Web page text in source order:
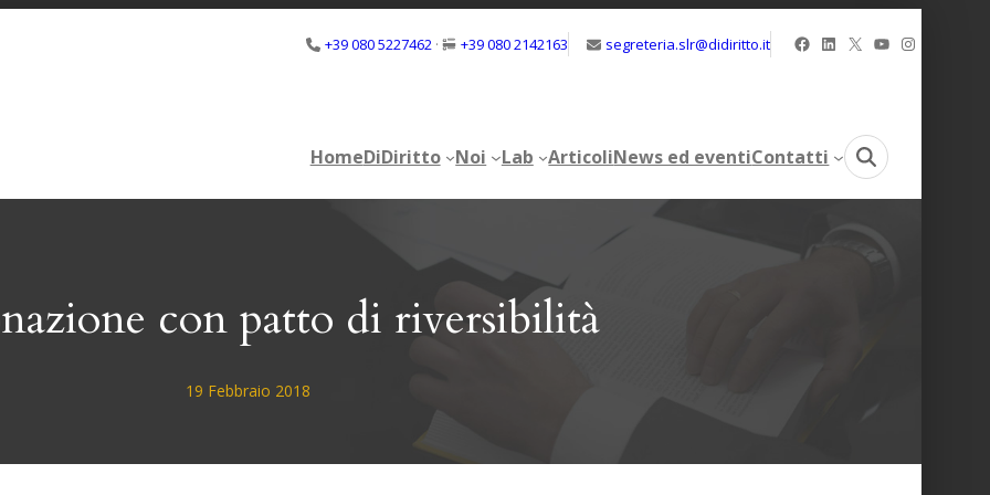
+39 080 5227462 · +39 080 2142163 segreteria.slr@didiritto.it Facebook
LinkedIn
X YouTube
Instagram
HomeDiDiritto Noi Lab ArticoliNews ed eventiContatti
con patto di riversibilità
19 Febbraio 2018